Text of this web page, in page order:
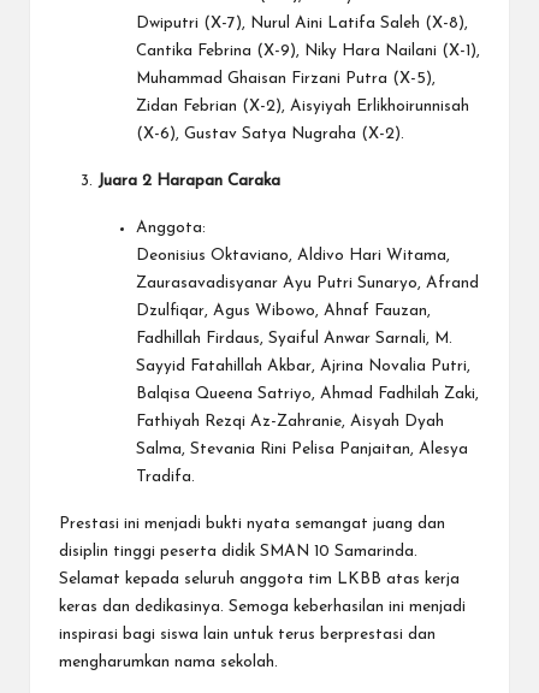
Dwiputri (X-7), Nurul Aini Latifa Saleh (X-8),
Cantika Febrina (X-9), Niky Hara Nailani (X-1),
Muhammad Ghaisan Firzani Putra (X-5),
Zidan Febrian (X-2), Aisyiyah Erlikhoirunnisah
(X-6), Gustav Satya Nugraha (X-2).
Juara 2 Harapan Caraka
Anggota:
Deonisius Oktaviano, Aldivo Hari Witama,
Zaurasavadisyanar Ayu Putri Sunaryo, Afrand
Dzulfiqar, Agus Wibowo, Ahnaf Fauzan,
Fadhillah Firdaus, Syaiful Anwar Sarnali, M.
Sayyid Fatahillah Akbar, Ajrina Novalia Putri,
Balqisa Queena Satriyo, Ahmad Fadhilah Zaki,
Fathiyah Rezqi Az-Zahranie, Aisyah Dyah
Salma, Stevania Rini Pelisa Panjaitan, Alesya
Tradifa.
Prestasi ini menjadi bukti nyata semangat juang dan
disiplin tinggi peserta didik SMAN 10 Samarinda.
Selamat kepada seluruh anggota tim LKBB atas kerja
keras dan dedikasinya. Semoga keberhasilan ini menjadi
inspirasi bagi siswa lain untuk terus berprestasi dan
mengharumkan nama sekolah.